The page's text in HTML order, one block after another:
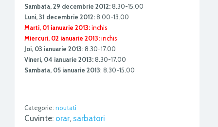
Sambata, 29 decembrie 2012:8.30-15.00
Luni, 31 decembrie 2012:8.00-13.00
Marti, 01 ianuarie 2013:inchis
Miercuri, 02 ianuarie 2013:inchis
Joi, 03 ianuarie 2013: 8.30-17.00
Vineri, 04 ianuarie 2013:8.30-17.00
Sambata, 05 ianuarie 2013: 8.30-15.00
Categorie: noutati
Cuvinte: orar, sarbatori